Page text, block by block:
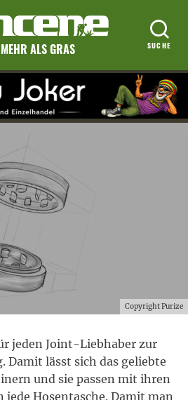
MEHR ALS GRAS
Copyright Purize
jeden Joint-Liebhaber zur
Damit lässt sich das geliebte
und sie passen mit ihren
Hosentasche. Damit man